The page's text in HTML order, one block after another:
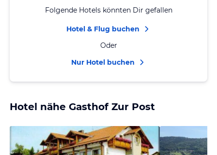
Folgende Hotels könnten Dir gefallen
Hotel & Flug buchen
Oder
Nur Hotel buchen
Hotel nähe Gasthof Zur Post